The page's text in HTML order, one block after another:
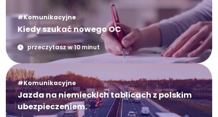
#Komunikacyjne
Kiedy szukać nowego OC
przeczytasz w 10 minut
#Komunikacyjne
Jazda na niemieckich tablicach z polskim
ubezpieczeniem.